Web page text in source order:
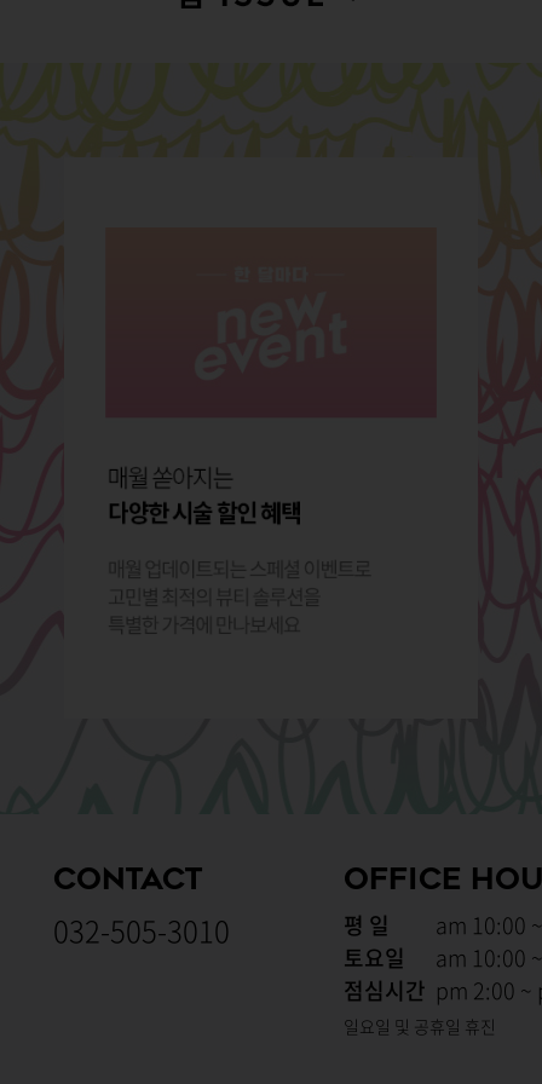
CONTACT
032-505-3010
OFFICE
평 일
am 10:00
토요일
am 10:00
점심시간 pm 2:00 ~
일요일 및 공휴일 휴진